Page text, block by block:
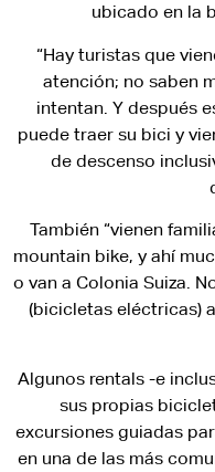
ubicado en la
“Hay turistas que
atención; no saben
intentan. Y después
puede traer su bici y
de descenso
También “vienen
mountain bike, y ahí
o van a Colonia Suiza.
(bicicletas eléctricas)
Algunos rentals -e
sus propias
excursiones guiadas
en una de las más